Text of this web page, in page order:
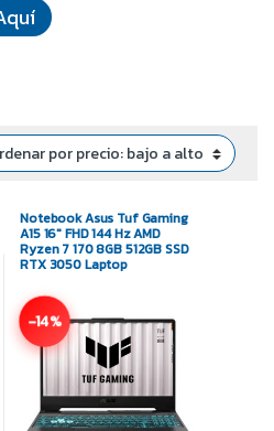
Notebook Asus Tuf Gaming
A15 16″ FHD 144 Hz AMD
Ryzen 7 170 8GB 512GB SSD
RTX 3050 Laptop
-14%